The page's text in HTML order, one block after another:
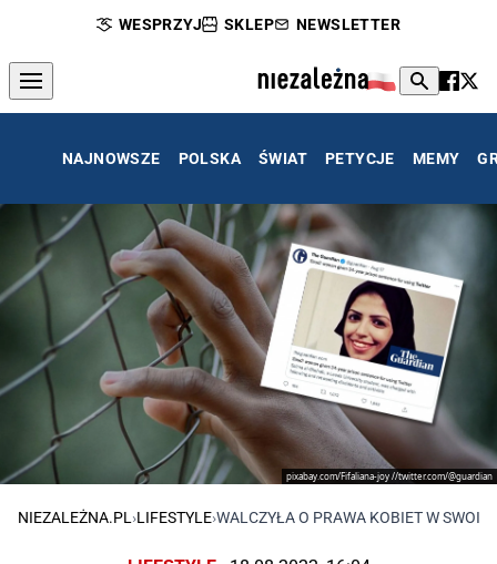
WESPRZYJ SKLEP NEWSLETTER
NAJNOWSZE POLSKA ŚWIAT PETYCJE MEMY
pixabay.com/Fifaliana-joy //twitter.com/@guardian
NIEZALEŻNA.PL›LIFESTYLE›WALCZYŁA O PRAWA KOBIET W